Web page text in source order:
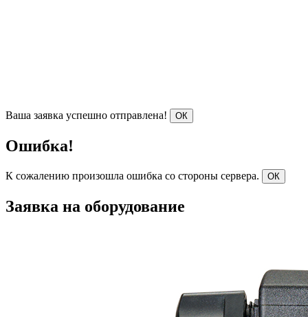
Ваша заявка успешно отправлена! ОК
Ошибка!
К сожалению произошла ошибка со стороны сервера. ОК
Заявка на оборудование